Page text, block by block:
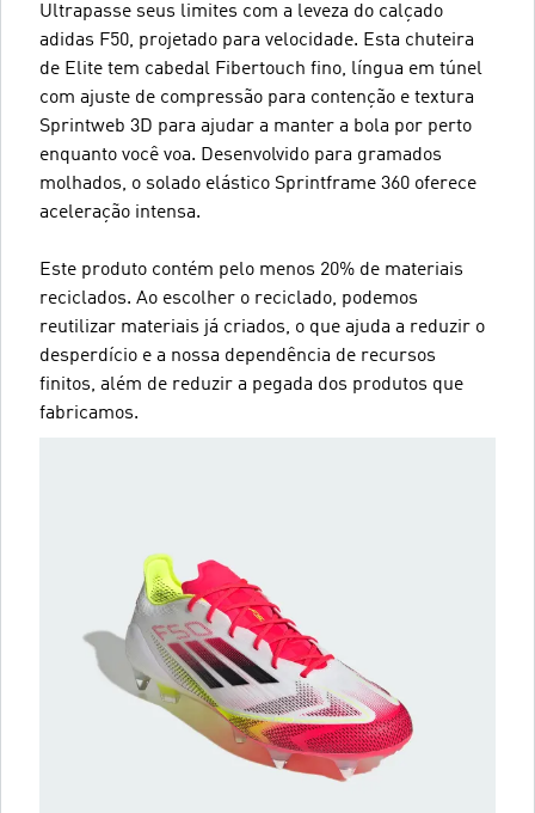
Ultrapasse seus limites com a leveza do calçado
adidas F50, projetado para velocidade. Esta chuteira
de Elite tem cabedal Fibertouch fino, língua em túnel
com ajuste de compressão para contenção e textura
Sprintweb 3D para ajudar a manter a bola por perto
enquanto você voa. Desenvolvido para gramados
molhados, o solado elástico Sprintframe 360 oferece
aceleração intensa.
Este produto contém pelo menos 20% de materiais
reciclados. Ao escolher o reciclado, podemos
reutilizar materiais já criados, o que ajuda a reduzir o
desperdício e a nossa dependência de recursos
finitos, além de reduzir a pegada dos produtos que
fabricamos.